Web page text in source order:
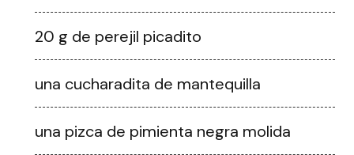
20 g de perejil picadito
una cucharadita de mantequilla
una pizca de pimienta negra molida